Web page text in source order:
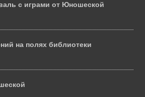
с играми от Юношеской
на полях библиотеки